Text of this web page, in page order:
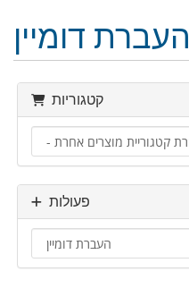
העברת דומיין
קטגוריות
פעולות